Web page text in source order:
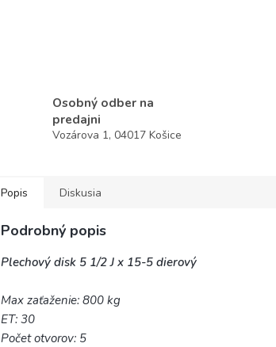
Osobný odber na
predajni
Vozárova 1, 04017 Košice
Popis Diskusia
Podrobný popis
Plechový disk 5 1/2 J x 15-5 dierový
Max zaťaženie: 800 kg
ET: 30
Počet otvorov: 5